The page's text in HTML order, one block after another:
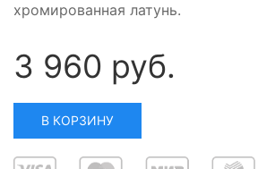
хромированная латунь.
3 960 руб.
В КОРЗИНУ